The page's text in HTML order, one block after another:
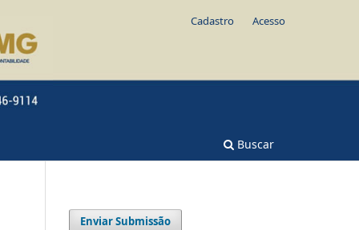
Buscar
Cadastro Acesso
Enviar Submissão